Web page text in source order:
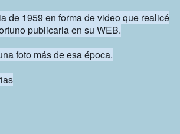
de 1959 en forma de video que realicé
publicarla en su WEB.
foto más de esa época.